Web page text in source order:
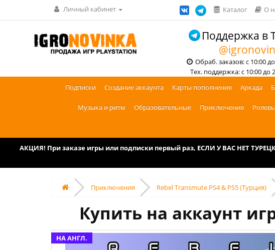
Личный кабинет Каталог О
Поддержка в
Обраб. заказов: с 10:00
Тех. поддержка: с 10:00 до
Подписки Создание аккаунта Карты пополнения Аркада
Музыка и ритм Образовательные Приключения
АКЦИЯ! При заказе игры или подписки первый раз, ЕСЛИ У ВАС НЕТ
Приключения Rebel Transmute PS4 & PS5 (Турция)
Купить на аккаунт
НА АНГЛ.